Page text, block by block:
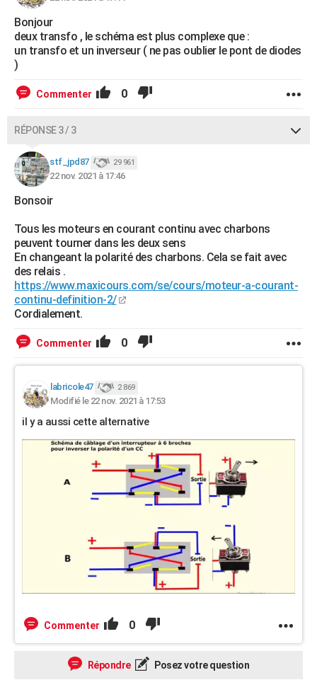
Bonjour
deux transfo , le schéma est plus complexe que :
un transfo et un inverseur ( ne pas oublier le pont de diodes
)
Commenter 0
RÉPONSE 3 / 3
stf_jpd87 29 961
22 nov. 2021 à 17:46
Bonsoir
Tous les moteurs en courant continu avec charbons
peuvent tourner dans les deux sens
En changeant la polarité des charbons. Cela se fait avec
des relais .
https://www.maxicours.com/se/cours/moteur-a-courant-
continu-definition-2/
Cordialement.
Commenter 0
labricole47 2 869
Modifié le 22 nov. 2021 à 17:53
il y a aussi cette alternative
Commenter 0
Répondre Posez votre question